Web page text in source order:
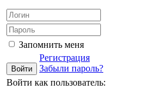
Запомнить меня
Регистрация
Забыли пароль?
Войти как пользователь: